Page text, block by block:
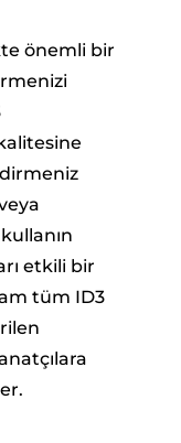
önemli bir
etkili bir
tüm ID3